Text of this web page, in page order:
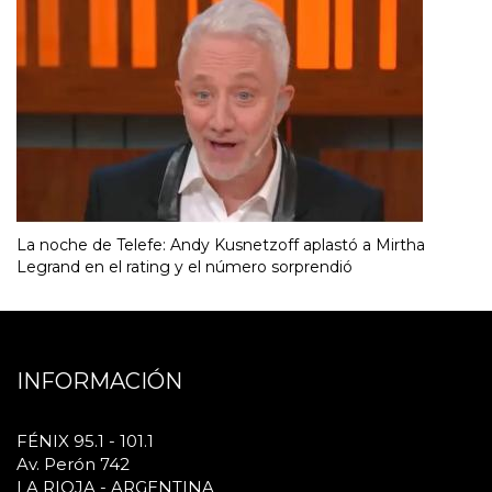
La noche de Telefe: Andy Kusnetzoff aplastó a Mirtha
Legrand en el rating y el número sorprendió
INFORMACIÓN
FÉNIX 95.1 - 101.1
Av. Perón 742
LA RIOJA - ARGENTINA